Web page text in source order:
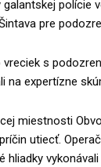
polície
pre
s
na expertízne
miestnosti
utiecť.